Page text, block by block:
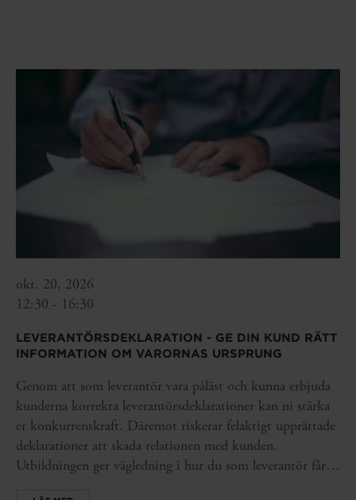
okt. 20, 2026
12:30 - 16:30
LEVERANTÖRSDEKLARATION - GE DIN KUND RÄTT
INFORMATION OM VARORNAS URSPRUNG
Genom att som leverantör vara påläst och kunna erbjuda
kunderna korrekta leverantörsdeklarationer kan ni stärka
er konkurrenskraft. Däremot riskerar felaktigt upprättade
deklarationer att skada relationen med kunden.
Utbildningen ger vägledning i hur du som leverantör får